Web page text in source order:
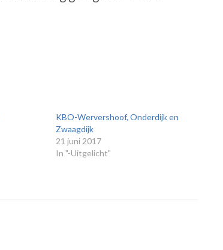
KBO-Wervershoof, Onderdijk en
Zwaagdijk
21 juni 2017
In "-Uitgelicht"